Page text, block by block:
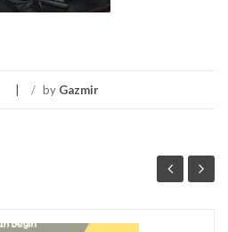
/ by Gazmir